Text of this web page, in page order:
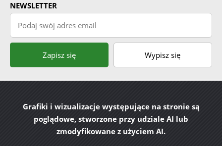
NEWSLETTER
Podaj swój adres email
Zapisz się Wypisz się
Grafiki i wizualizacje występujące na stronie są
poglądowe, stworzone przy udziale AI lub
zmodyfikowane z użyciem AI.